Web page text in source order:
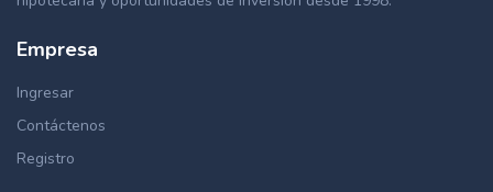
Empresa
Ingresar
Contáctenos
Registro